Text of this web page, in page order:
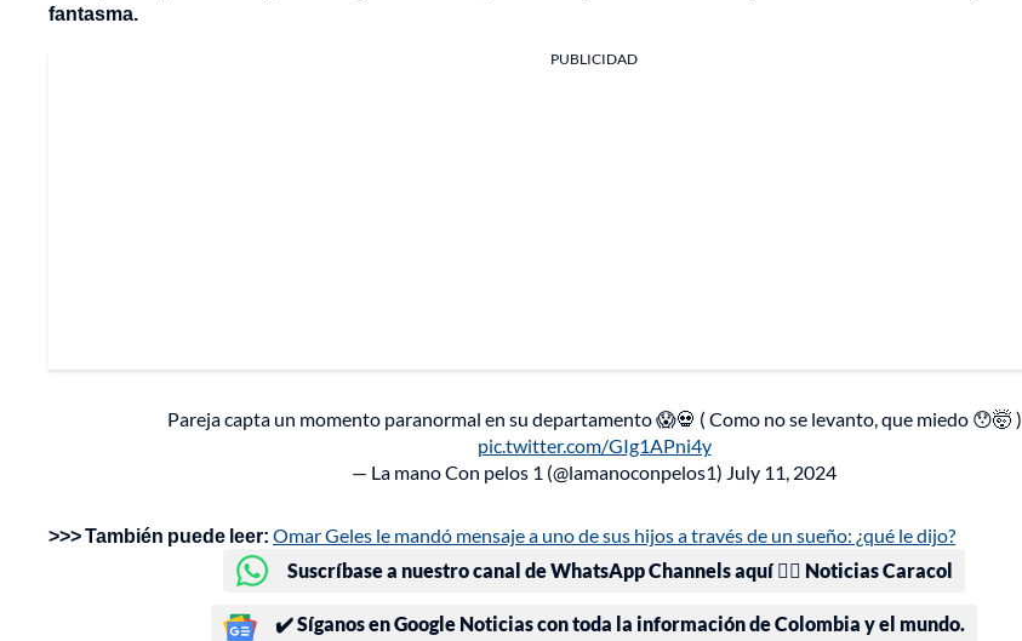
fantasma.
PUBLICIDAD
Pareja capta un momento paranormal en su departamento 😱💀 ( Como no se levanto, que miedo 😯🤯 )
pic.twitter.com/GIg1APni4y
— La mano Con pelos 1 (@lamanoconpelos1) July 11, 2024
>>> También puede leer: Omar Geles le mandó mensaje a uno de sus hijos a través de un sueño: ¿qué le dijo?
Suscríbase a nuestro canal de WhatsApp Channels aquí 👉🏻 Noticias Caracol
✔️ Síganos en Google Noticias con toda la información de Colombia y el mundo.